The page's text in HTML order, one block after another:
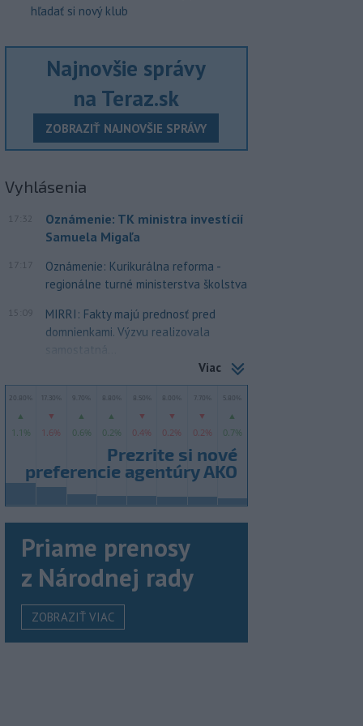
hľadať si nový klub
Najnovšie správy
na Teraz.sk
ZOBRAZIŤ NAJNOVŠIE SPRÁVY
Vyhlásenia
17:32
Oznámenie: TK ministra investícií
Samuela Migaľa
17:17
Oznámenie: Kurikurálna reforma -
regionálne turné ministerstva školstva
15:09
MIRRI: Fakty majú prednosť pred
domnienkami. Výzvu realizovala
samostatná...
Viac
Priame prenosy
z Národnej rady
ZOBRAZIŤ VIAC